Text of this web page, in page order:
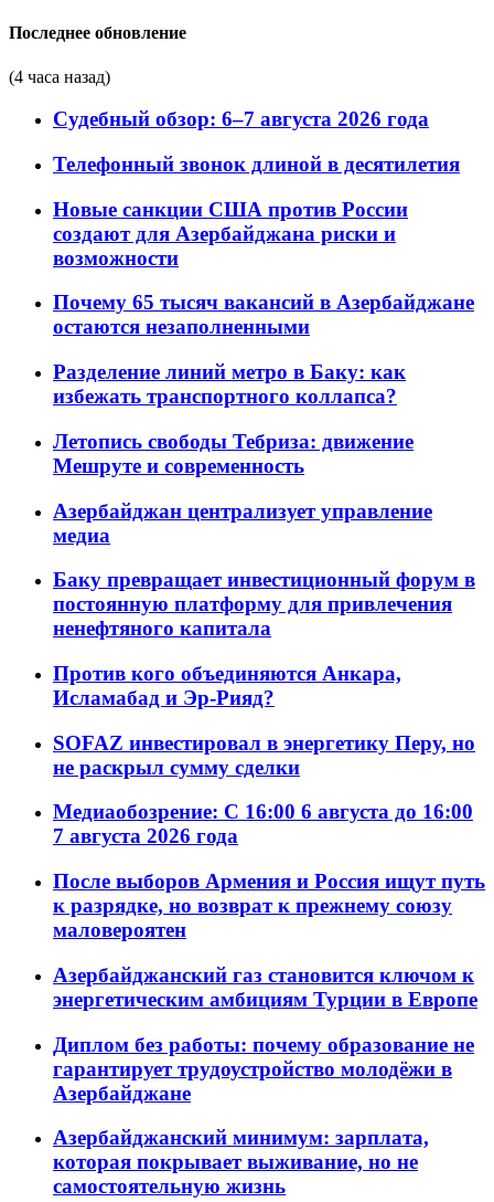
Последнее обновление
(4 часа назад)
Судебный обзор: 6–7 августа 2026 года
Телефонный звонок длиной в десятилетия
Новые санкции США против России
создают для Азербайджана риски и
возможности
Почему 65 тысяч вакансий в Азербайджане
остаются незаполненными
Разделение линий метро в Баку: как
избежать транспортного коллапса?
Летопись свободы Тебриза: движение
Мешруте и современность
Азербайджан централизует управление
медиа
Баку превращает инвестиционный форум в
постоянную платформу для привлечения
ненефтяного капитала
Против кого объединяются Анкара,
Исламабад и Эр-Рияд?
SOFAZ инвестировал в энергетику Перу, но
не раскрыл сумму сделки
Медиаобозрение: С 16:00 6 августа до 16:00
7 августа 2026 года
После выборов Армения и Россия ищут путь
к разрядке, но возврат к прежнему союзу
маловероятен
Азербайджанский газ становится ключом к
энергетическим амбициям Турции в Европе
Диплом без работы: почему образование не
гарантирует трудоустройство молодёжи в
Азербайджане
Азербайджанский минимум: зарплата,
которая покрывает выживание, но не
самостоятельную жизнь